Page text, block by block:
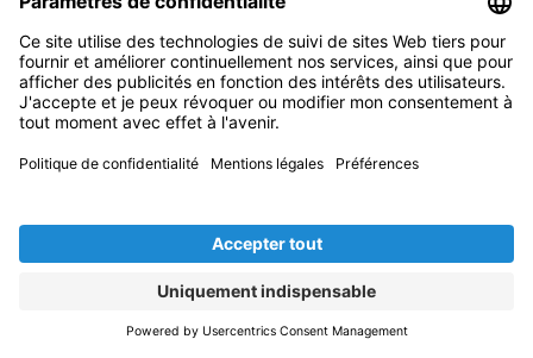
Construction métallique
SECTEUR CONSTRUCTION MÉTALLIQUE